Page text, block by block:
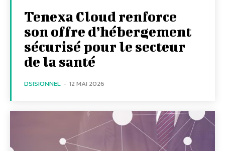
Tenexa Cloud renforce
son offre d’hébergement
sécurisé pour le secteur
de la santé
DSISIONNEL - 12 MAI 2026